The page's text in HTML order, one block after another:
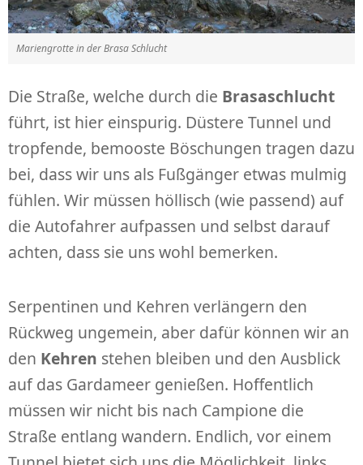
Mariengrotte in der Brasa Schlucht
Die Straße, welche durch die Brasaschlucht
führt, ist hier einspurig. Düstere Tunnel und
tropfende, bemooste Böschungen tragen dazu
bei, dass wir uns als Fußgänger etwas mulmig
fühlen. Wir müssen höllisch (wie passend) auf
die Autofahrer aufpassen und selbst darauf
achten, dass sie uns wohl bemerken.
Serpentinen und Kehren verlängern den
Rückweg ungemein, aber dafür können wir an
den Kehren stehen bleiben und den Ausblick
auf das Gardameer genießen. Hoffentlich
müssen wir nicht bis nach Campione die
Straße entlang wandern. Endlich, vor einem